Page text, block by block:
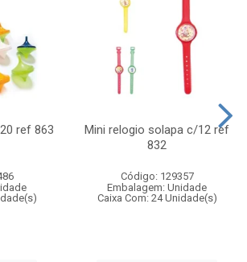
ref 863
Mini relogio solapa c/12 ref
832
Código: 129357
Embalagem: Unidade
Caixa Com: 24 Unidade(s)